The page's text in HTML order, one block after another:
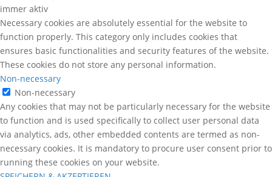
immer aktiv
Necessary cookies are absolutely essential for the website to
function properly. This category only includes cookies that
ensures basic functionalities and security features of the website.
These cookies do not store any personal information.
Non-necessary
Non-necessary
Any cookies that may not be particularly necessary for the website
to function and is used specifically to collect user personal data
via analytics, ads, other embedded contents are termed as non-
necessary cookies. It is mandatory to procure user consent prior to
running these cookies on your website.